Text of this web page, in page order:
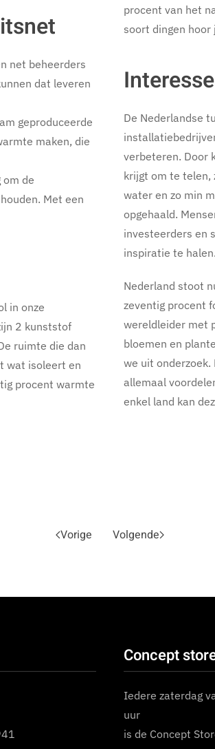
net beheerders
dat leveren
geproduceerde
maken, die
de
Met een
in onze
2 kunststof
ruimte die dan
wat isoleert en
procent warmte
procent van het
soort dingen
De Nederlandse
verbeteren. Door
krijgt om te telen,
water en zo min
opgehaald.
investeerders en
inspiratie te halen.
Nederland stoot
zeventig procent
wereldleider met
bloemen en
we uit onderzoek.
allemaal
enkel land kan
Vorige Volgende
Concept
Iedere zaterdag
uur
is de Concept